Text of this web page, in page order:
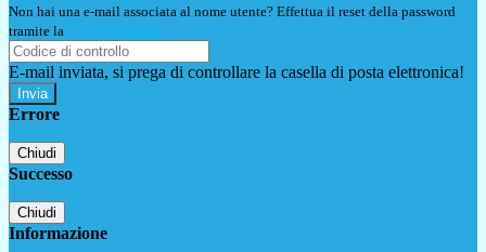
Non hai una e-mail associata al nome utente? Effettua il reset della password
tramite la Login Spaggiari
E-mail inviata, si prega di controllare la casella di posta elettronica!
Errore
Chiudi
Successo
Chiudi
Informazione